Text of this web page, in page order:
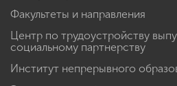
Факультеты и направления
Центр по трудоустройству
социальному партнерству
Институт непрерывного